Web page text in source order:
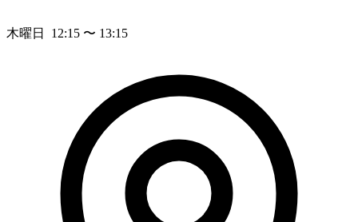
木曜日 12:15 〜 13:15